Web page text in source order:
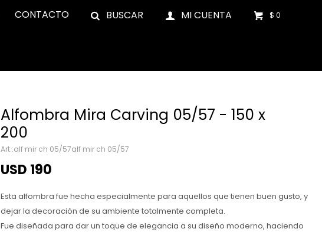
CONTACTO $ 0
Alfombra Mira Carving 05/57 - 150 x
200
alf mir ch 05/57alf mir ch 05/57
USD 190
Esta alfombra fue hecha especialmente para aquellos que tienen buen gusto, y
dejar la decoración de su ambiente totalmente completa.
Fue diseñada para dar un toque de elegancia a su diseño moderno, haciendo